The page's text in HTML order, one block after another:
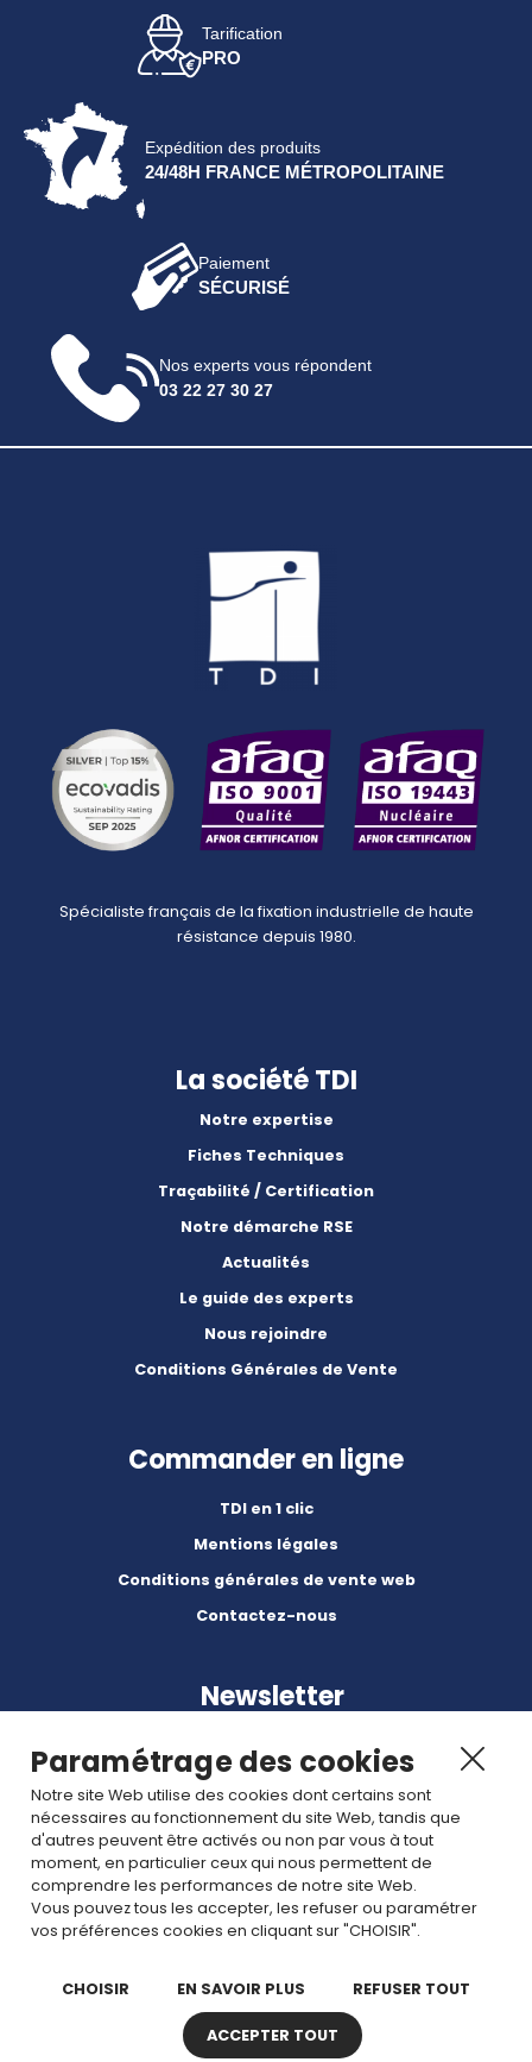
Tarification
PRO
Expédition des produits
24/48H FRANCE MÉTROPOLITAINE
Paiement
SÉCURISÉ
Nos experts vous répondent
03 22 27 30 27
Spécialiste français de la fixation industrielle de haute
résistance depuis 1980.
La société TDI
Notre expertise
Fiches Techniques
Traçabilité / Certification
Notre démarche RSE
Actualités
Le guide des experts
Nous rejoindre
Conditions Générales de Vente
Commander en ligne
TDI en 1 clic
Mentions légales
Conditions générales de vente web
Contactez-nous
Newsletter
Abonnez-vous à nos dernières nouvelles et articles.
Rejoignez nous
Paramétrage des cookies
Notre site Web utilise des cookies dont certains sont
nécessaires au fonctionnement du site Web, tandis que
d'autres peuvent être activés ou non par vous à tout
moment, en particulier ceux qui nous permettent de
comprendre les performances de notre site Web.
Vous pouvez tous les accepter, les refuser ou paramétrer
vos préférences cookies en cliquant sur "CHOISIR".
CHOISIR EN SAVOIR PLUS REFUSER TOUT
ACCEPTER TOUT